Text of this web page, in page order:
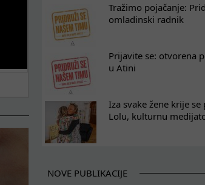
Tražimo pojačanje:
omladinski radnik
Prijavite se: otvorena
u Atini
Iza svake žene krije
Lolu, kulturnu
NOVE PUBLIKACIJE